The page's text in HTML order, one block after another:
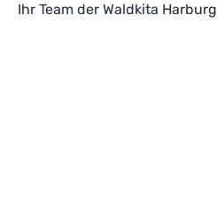
Ihr Team der Waldkita Harburg